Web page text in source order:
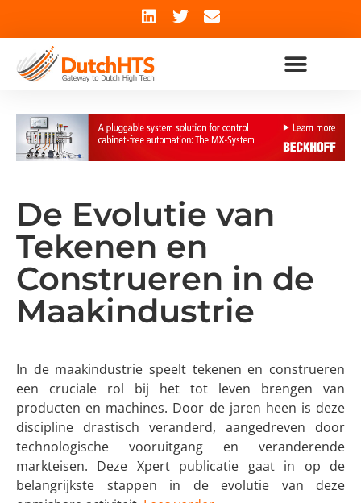
De Evolutie van
Tekenen en
Construeren in de
Maakindustrie
In de maakindustrie speelt tekenen en construeren
een cruciale rol bij het tot leven brengen van
producten en machines. Door de jaren heen is deze
discipline drastisch veranderd, aangedreven door
technologische vooruitgang en veranderende
markteisen. Deze Xpert publicatie gaat in op de
belangrijkste stappen in de evolutie van deze